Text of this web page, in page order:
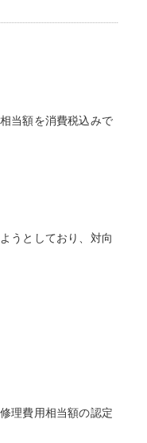
当額を消費税込みで
うとしており、対向
理費用相当額の認定